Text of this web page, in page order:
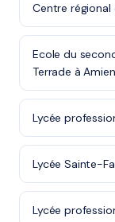
Centre
Ecole du
Terrade à
Lycée
Lycée Sainte-
Lycée